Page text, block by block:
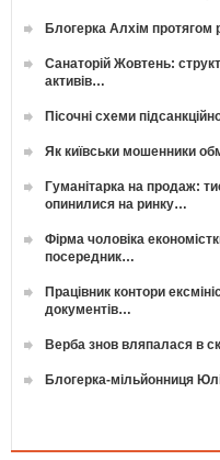
Блогерка Алхім протягом
Санаторій Жовтень:
активів…
Пісочні схеми
Як київськи мошенники
Гуманітарка на продаж:
опинилися на ринку…
Фірма чоловіка
посередник…
Працівник контори
документів…
Верба знов вляпалася в
Блогерка-мільйонниця